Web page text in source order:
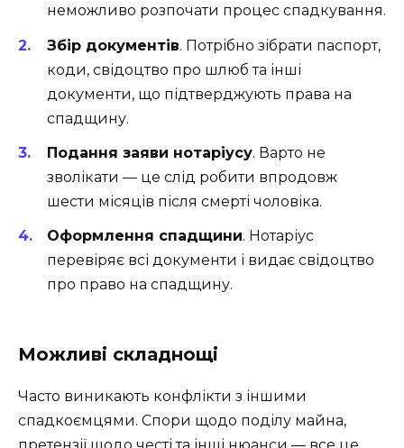
неможливо розпочати процес спадкування.
Збір документів. Потрібно зібрати паспорт,
коди, свідоцтво про шлюб та інші
документи, що підтверджують права на
спадщину.
Подання заяви нотаріусу. Варто не
зволікати — це слід робити впродовж
шести місяців після смерті чоловіка.
Оформлення спадщини. Нотаріус
перевіряє всі документи і видає свідоцтво
про право на спадщину.
Можливі складнощі
Часто виникають конфлікти з іншими
спадкоємцями. Спори щодо поділу майна,